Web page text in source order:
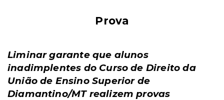
Prova
Liminar garante que alunos
inadimplentes do Curso de Direito da
União de Ensino Superior de
Diamantino/MT realizem provas